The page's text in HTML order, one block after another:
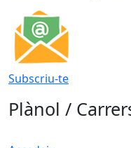
Subscriu-te
Plànol /